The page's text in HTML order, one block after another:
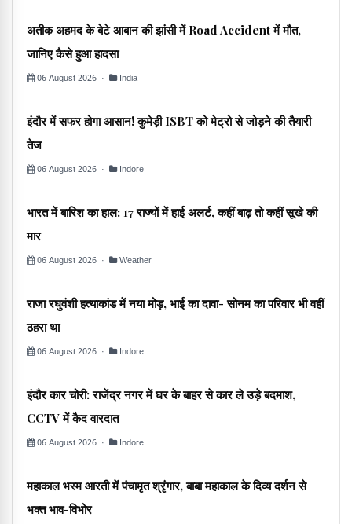
अतीक अहमद के बेटे आबान की झांसी में Road Accident में मौत,
जानिए कैसे हुआ हादसा
06 August 2026 · India
इंदौर में सफर होगा आसान! कुमेड़ी ISBT को मेट्रो से जोड़ने की तैयारी
तेज
06 August 2026 · Indore
भारत में बारिश का हाल: 17 राज्यों में हाई अलर्ट, कहीं बाढ़ तो कहीं सूखे की
मार
06 August 2026 · Weather
राजा रघुवंशी हत्याकांड में नया मोड़, भाई का दावा- सोनम का परिवार भी वहीं
ठहरा था
06 August 2026 · Indore
इंदौर कार चोरी: राजेंद्र नगर में घर के बाहर से कार ले उड़े बदमाश,
CCTV में कैद वारदात
06 August 2026 · Indore
महाकाल भस्म आरती में पंचामृत श्रृंगार, बाबा महाकाल के दिव्य दर्शन से
भक्त भाव-विभोर